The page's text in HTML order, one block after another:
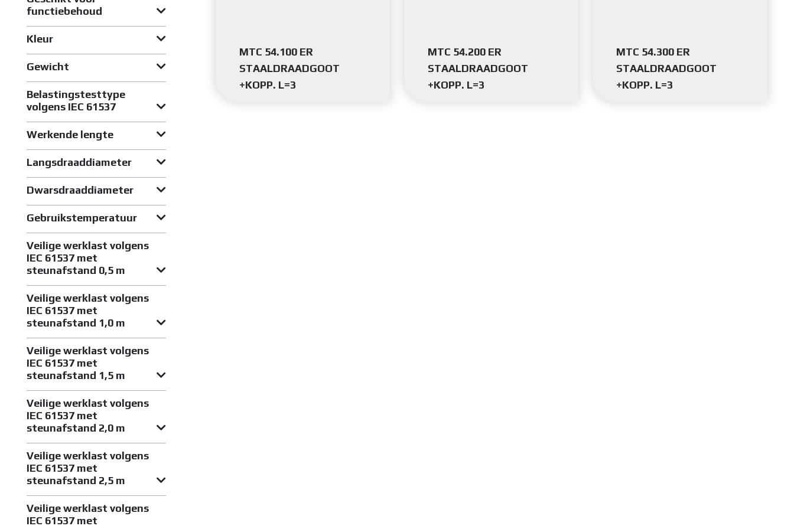
functiebehoud
Kleur
Gewicht
Belastingstesttype
volgens IEC 61537
Werkende lengte
Langsdraaddiameter
Dwarsdraaddiameter
Gebruikstemperatuur
Veilige werklast volgens
IEC 61537 met
steunafstand 0,5 m
Veilige werklast volgens
IEC 61537 met
steunafstand 1,0 m
Veilige werklast volgens
IEC 61537 met
steunafstand 1,5 m
Veilige werklast volgens
IEC 61537 met
steunafstand 2,0 m
Veilige werklast volgens
IEC 61537 met
steunafstand 2,5 m
Veilige werklast volgens
IEC 61537 met
MTC 54.100 ER
STAALDRAADGOOT
+KOPP. L=3
MTC 54.200 ER
STAALDRAADGOOT
+KOPP. L=3
MTC 54.300 ER
STAALDRAADGOOT
+KOPP. L=3